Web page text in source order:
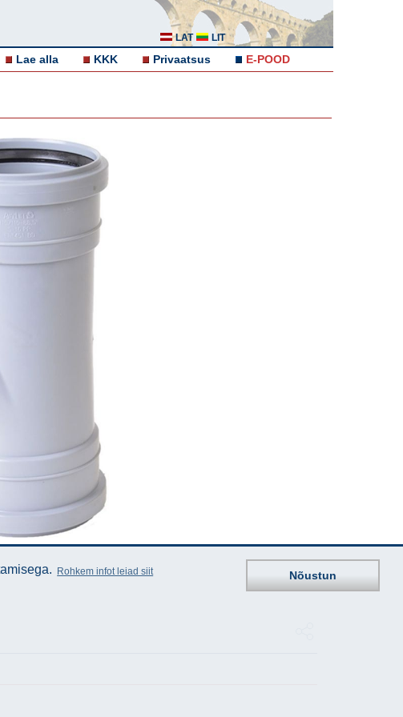
LAT LIT
Lae alla KKK Privaatsus E-POOD
Rohkem infot leiad siit Nõustun